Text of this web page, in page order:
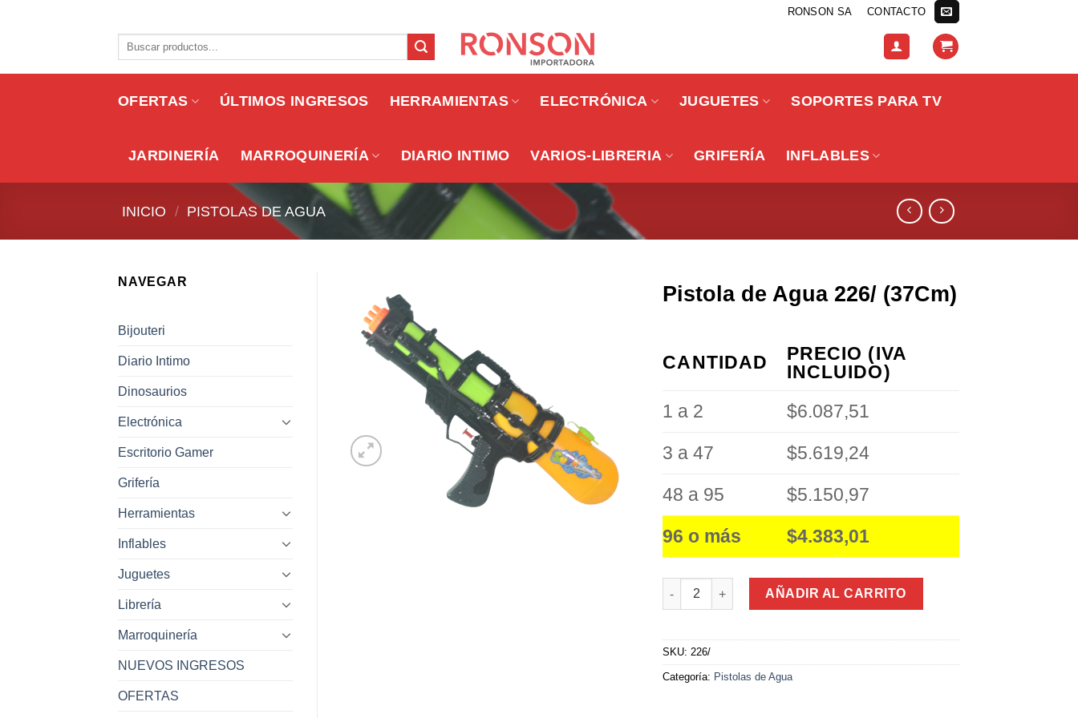
RONSON SA CONTACTO
OFERTAS ÚLTIMOS INGRESOS HERRAMIENTAS ELECTRÓNICA JUGUETES SOPORTES PARA TV
JARDINERÍA MARROQUINERÍA DIARIO INTIMO VARIOS-LIBRERIA GRIFERÍA INFLABLES
INICIO / PISTOLAS DE AGUA
NAVEGAR
Bijouteri
Diario Intimo
Dinosaurios
Electrónica
Escritorio Gamer
Grifería
Herramientas
Inflables
Juguetes
Librería
Marroquinería
NUEVOS INGRESOS
OFERTAS
Pistola de Agua 226/ (37Cm)
CANTIDAD
PRECIO (IVA
INCLUIDO)
1 a 2
$6.087,51
3 a 47 $5.619,24
48 a 95 $5.150,97
96 o más $4.383,01
Pistola de Agua 226/ (37Cm) cantidad
AÑADIR AL CARRITO
SKU:226/
Categoría: Pistolas de Agua